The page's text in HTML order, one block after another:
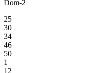
Dom-2
25
30
34
46
50
1
12